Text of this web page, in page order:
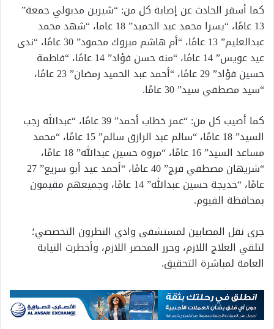
كما أسفر الحادث عن إصابة كل من: “شيرين مدبولي جمعة”
13 عامًا، “يسرا محمد عبد الحميد” 18 عاما، “شهد محمد
عبدالعليم” 13 عامًا، “أم هاشم مبروك محمود” 30 عامًا، “ندى
عيد عويس” 14 عامًا، “منه حسن فؤاد” 14 عامًا، “فاطمة
حسين فؤاد” 29 عامًا، “أحمد عبد الحميد رمضان” 23 عامًا،
“سيد مصطفي سيد” 30 عامًا.
كما أصيب كل من: “عمر خطاب أحمد” 39 عامًا، “عبدالله رجب
السيد” 18 عامًا، “سالم عبد الرازق سالم” 15 عامًا، “محمد
مساعد السيد” 16 عامًا، “مروة حسين عبدالله” 18 عامًا،
“شريهان مصطفي فرج” 40 عامًا، “أحمد عيد أبو سريع” 27
عامًا، “خديجة حسين عبدالله” 14 عامًا، وجميعهم مقيمون
بمحافظة الفيوم.
جرى نقل المصابين لمستشفى وادي النطرون التخصصي؛
لتلقي العلاج اللازم، وحرر المحضر اللازم، وأخطرت النيابة
العامة لمباشرة التحقيق.